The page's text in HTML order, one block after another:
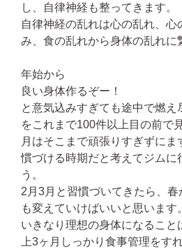
し、自律神経も整ってきます。
自律神経の乱れは心の乱れ、心
み、食の乱れから身体の乱れに
年始から
良い身体作るぞー！
と意気込みすぎても途中で燃え
をこれまで100件以上目の前で
月はそこまで頑張りすぎずに
慣づける時期だと考えてジムに
う。
2月3月と習慣づいてきたら、
も変えていけばいいと思います。
いきなり理想の身体になること
上3ヶ月しっかり食事管理をす